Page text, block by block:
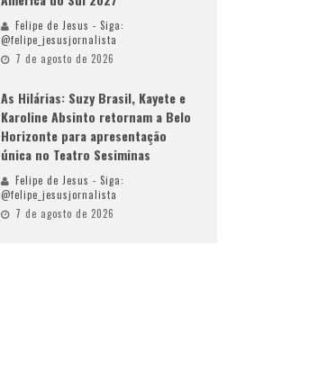
Felipe de Jesus - Siga:
@felipe_jesusjornalista
7 de agosto de 2026
As Hilárias: Suzy Brasil, Kayete e
Karoline Absinto retornam a Belo
Horizonte para apresentação
única no Teatro Sesiminas
Felipe de Jesus - Siga:
@felipe_jesusjornalista
7 de agosto de 2026